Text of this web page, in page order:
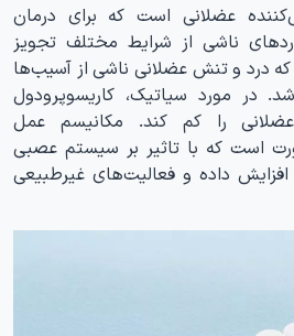
عضلانی است که برای درمان
ناشی از شرایط مختلف تجویز
درد و تنش عضلانی ناشی از آسیب‌ها
در مورد سیاتیک، کاریسوپرودول
را کم کند. مکانیسم عمل
است که با تاثیر بر سیستم عصبی
داده و فعالیت‌های غیرطبیعی